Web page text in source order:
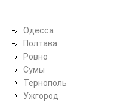
Одесса
Полтава
Ровно
Сумы
Тернополь
Ужгород